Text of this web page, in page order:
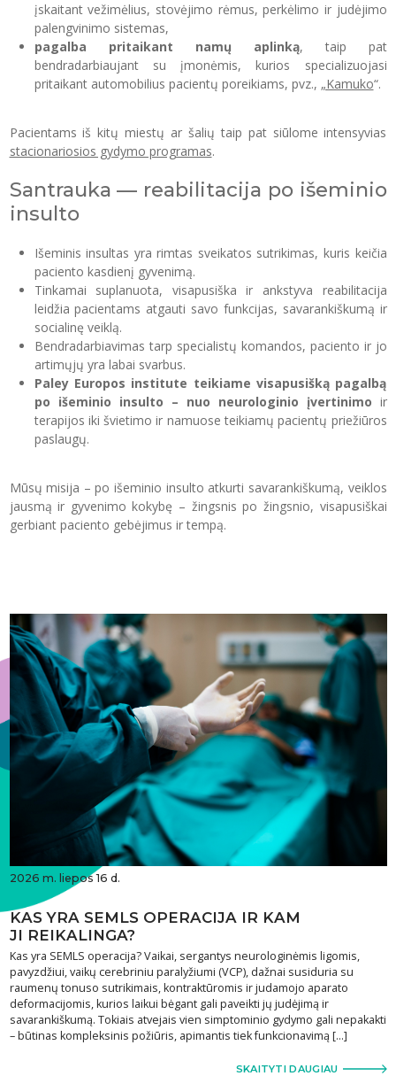
įskaitant vežimėlius, stovėjimo rėmus, perkėlimo ir judėjimo
palengvinimo sistemas,
pagalba pritaikant namų aplinką, taip pat
bendradarbiaujant su įmonėmis, kurios specializuojasi
pritaikant automobilius pacientų poreikiams, pvz., „Kamuko“.
Pacientams iš kitų miestų ar šalių taip pat siūlome intensyvias
stacionariosios gydymo programas.
Santrauka — reabilitacija po išeminio
insulto
Išeminis insultas yra rimtas sveikatos sutrikimas, kuris keičia
paciento kasdienį gyvenimą.
Tinkamai suplanuota, visapusiška ir ankstyva reabilitacija
leidžia pacientams atgauti savo funkcijas, savarankiškumą ir
socialinę veiklą.
Bendradarbiavimas tarp specialistų komandos, paciento ir jo
artimųjų yra labai svarbus.
Paley Europos institute teikiame visapusišką pagalbą
po išeminio insulto – nuo neurologinio įvertinimo ir
terapijos iki švietimo ir namuose teikiamų pacientų priežiūros
paslaugų.
Mūsų misija – po išeminio insulto atkurti savarankiškumą, veiklos
jausmą ir gyvenimo kokybę – žingsnis po žingsnio, visapusiškai
gerbiant paciento gebėjimus ir tempą.
2026 m. liepos 16 d.
KAS YRA SEMLS OPERACIJA IR KAM
JI REIKALINGA?
Kas yra SEMLS operacija? Vaikai, sergantys neurologinėmis ligomis,
pavyzdžiui, vaikų cerebriniu paralyžiumi (VCP), dažnai susiduria su
raumenų tonuso sutrikimais, kontraktūromis ir judamojo aparato
deformacijomis, kurios laikui bėgant gali paveikti jų judėjimą ir
savarankiškumą. Tokiais atvejais vien simptominio gydymo gali nepakakti
– būtinas kompleksinis požiūris, apimantis tiek funkcionavimą […]
SKAITYTI DAUGIAU